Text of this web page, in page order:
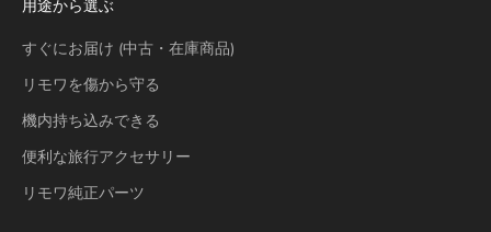
用途から選ぶ
すぐにお届け (中古・在庫商品)
リモワを傷から守る
機内持ち込みできる
便利な旅行アクセサリー
リモワ純正パーツ